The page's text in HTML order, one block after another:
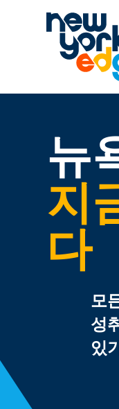
주요 콘텐츠로 건너뛰
뉴
지
다
모
성
있